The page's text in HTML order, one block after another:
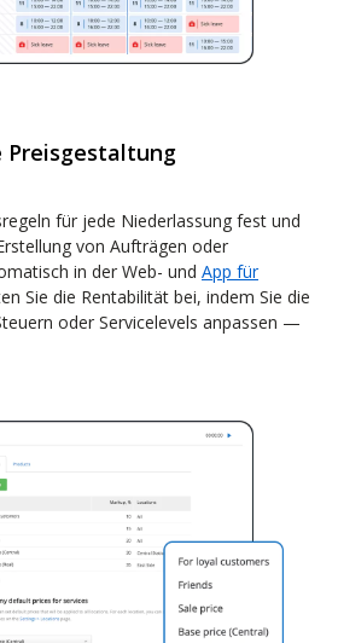
Preisgestaltung
für jede Niederlassung fest und
von Aufträgen oder
in der Web- und App für
Sie die Rentabilität bei, indem Sie die
oder Servicelevels anpassen —